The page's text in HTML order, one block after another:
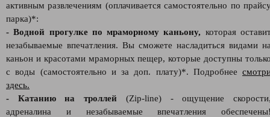
активным развлечениям (оплачивается самостоятельно по
парка)*:
- Водной прогулке по мраморному каньону, которая
незабываемые впечатления. Вы сможете насладиться видами
каньон и красотами мраморных пещер, которые доступны
с воды (самостоятельно и за доп. плату)*. Подробнее
здесь.
- Катанию на троллей (Zip-line) - ощущение
адреналина и незабываемые впечатления